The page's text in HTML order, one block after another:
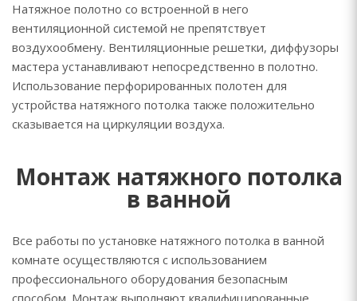
Натяжное полотно со встроенной в него
вентиляционной системой не препятствует
воздухообмену. Вентиляционные решетки, диффузоры
мастера устанавливают непосредственно в полотно.
Использование перфорированных полотен для
устройства натяжного потолка также положительно
сказывается на циркуляции воздуха.
Монтаж натяжного потолка
в ванной
Все работы по установке натяжного потолка в ванной
комнате осуществляются с использованием
профессионального оборудования безопасным
способом. Монтаж выполняют квалифицированные